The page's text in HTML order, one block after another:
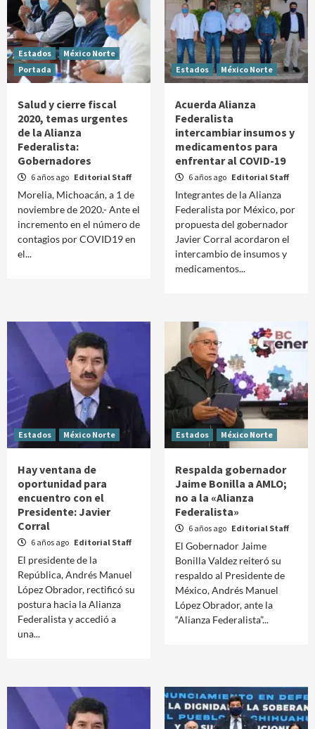
Estados
México Norte
Portada
Salud y cierre fiscal
2020, temas urgentes
de la Alianza
Federalista:
Gobernadores
6 años ago Editorial Staff
Morelia, Michoacán, a 1 de
noviembre de 2020.- Ante el
incremento en el número de
contagios por COVID19 en
el...
Estados México Norte
Acuerda Alianza
Federalista
intercambiar insumos y
medicamentos para
enfrentar al COVID-19
6 años ago Editorial Staff
Integrantes de la Alianza
Federalista por México, por
propuesta del gobernador
Javier Corral acordaron el
intercambio de insumos y
medicamentos...
Estados México Norte
Hay ventana de
oportunidad para
encuentro con el
Presidente: Javier
Corral
6 años ago Editorial Staff
El presidente de la
República, Andrés Manuel
López Obrador, rectificó su
postura hacia la Alianza
Federalista y accedió a
una...
Estados México Norte
Respalda gobernador
Jaime Bonilla a AMLO;
no a la «Alianza
Federalista»
6 años ago Editorial Staff
El Gobernador Jaime
Bonilla Valdez reiteró su
respaldo al Presidente de
México, Andrés Manuel
López Obrador, ante la
“Alianza Federalista”...